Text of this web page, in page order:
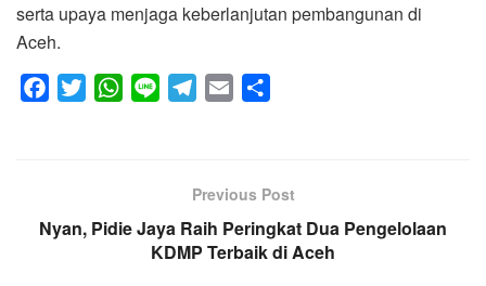
serta upaya menjaga keberlanjutan pembangunan di
Aceh.
o
e
W
A
g
r
a
l
e
Previous Post
Nyan, Pidie Jaya Raih Peringkat Dua Pengelolaan
KDMP Terbaik di Aceh